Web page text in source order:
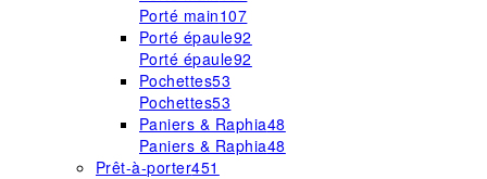
Porté main107
Porté épaule92
Porté épaule92
Pochettes53
Pochettes53
Paniers & Raphia48
Paniers & Raphia48
Prêt-à-porter451